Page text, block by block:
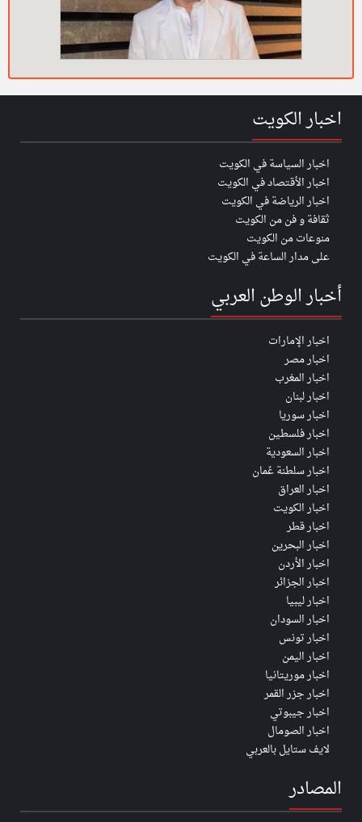
اخبار الكويت
اخبار السياسة في الكويت
اخبار الأقتصاد في الكويت
اخبار الرياضة في الكويت
ثقافة و فن من الكويت
منوعات من الكويت
على مدار الساعة في الكويت
أخبار الوطن العربي
اخبار الإمارات
اخبار مصر
اخبار المغرب
اخبار لبنان
اخبار سوريا
اخبار فلسطين
اخبار السعودية
اخبار سلطنة عُمان
اخبار العراق
اخبار الكويت
اخبار قطر
اخبار البحرين
اخبار الأردن
اخبار الجزائر
اخبار ليبيا
اخبار السودان
اخبار تونس
اخبار اليمن
اخبار موريتانيا
اخبار جزر القمر
اخبار جيبوتي
اخبار الصومال
لايف ستايل بالعربي
المصادر